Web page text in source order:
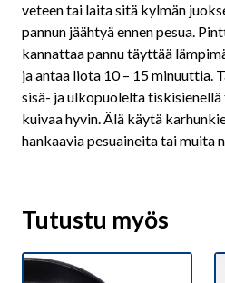
veteen tai laita sitä kylmän
pannun jäähtyä ennen pesua.
kannattaa pannu täyttää
ja antaa liota 10 – 15 minuuttia.
sisä- ja ulkopuolelta tiskisienellä
kuivaa hyvin. Älä käytä
hankaavia pesuaineita tai muita
Tutustu myös